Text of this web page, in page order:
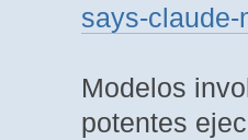
says-
Modelos
potentes